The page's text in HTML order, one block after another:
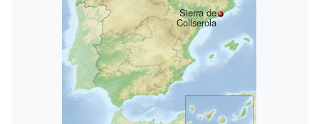
Sierra de
Collserola